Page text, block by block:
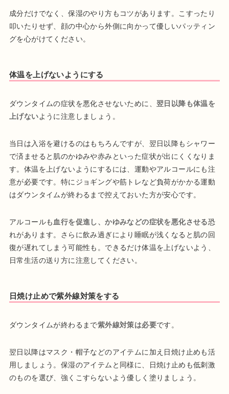
成分だけでなく、保湿のやり方もコツがあります。こすったり
叩いたりせず、顔の中心から外側に向かって優しいパッティン
グを心がけてください。
体温を上げないようにする
ダウンタイムの症状を悪化させないために、 翌日以降も体温を
上げないように注意しましょう。
当日は入浴を避けるのはもちろんですが、翌日以降もシャワー
で済ませると肌のかゆみや赤みといった症状が出にくくなりま
す。体温を上げないようにするには、運動やアルコールにも注
意が必要です。特にジョギングや筋トレなど負荷がかかる運動
はダウンタイムが終わるまで控えておいた方が安心です。
アルコールも 血行を促進し、かゆみなどの症状を悪化させる恐
れがあります。さらに飲み過ぎにより睡眠が浅くなると肌の回
復が遅れてしまう可能性も。できるだけ体温を上げないよう、
日常生活の送り方に注意してください。
日焼け止めで紫外線対策をする
ダウンタイムが終わるまで紫外線対策は必要です。
翌日以降はマスク・帽子などのアイテムに加え日焼け止めも活
用しましょう。保湿のアイテムと同様に、日焼け止めも低刺激
のものを選び、強くこすらないよう優しく塗りましょう。